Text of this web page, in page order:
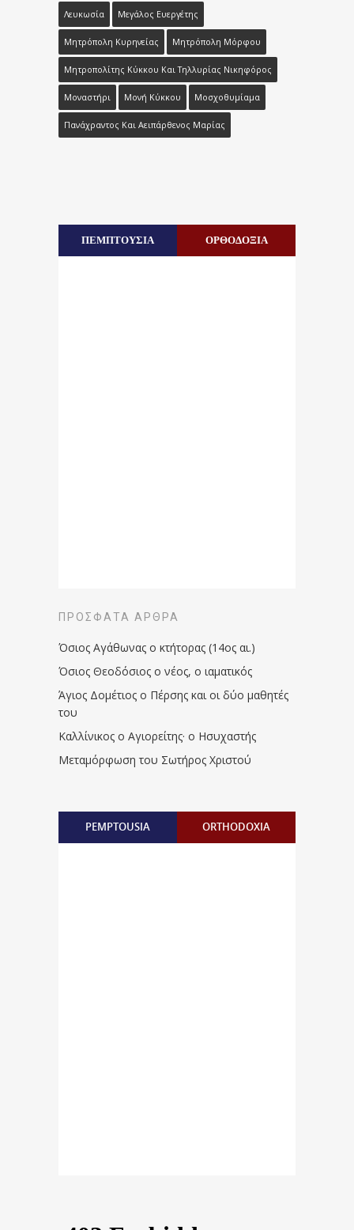
Λευκωσία Μεγάλος Ευεργέτης
Μητρόπολη Κυρηνείας Μητρόπολη Μόρφου
Μητροπολίτης Κύκκου Και Τηλλυρίας Νικηφόρος
Μοναστήρι Μονή Κύκκου Μοσχοθυμίαμα
Πανάχραντος Και Αειπάρθενος Μαρίας
ΠΕΜΠΤΟΥΣΙΑ ΟΡΘΟΔΟΞΙΑ
ΠΡΌΣΦΑΤΑ ΆΡΘΡΑ
Όσιος Αγάθωνας ο κτήτορας (14ος αι.)
Όσιος Θεοδόσιος ο νέος, ο ιαματικός
Άγιος Δομέτιος ο Πέρσης και οι δύο μαθητές
του
Καλλίνικος ο Αγιορείτης · ο Ησυχαστής
Μεταμόρφωση του Σωτήρος Χριστού
PEMPTOUSIA ORTHODOXIA